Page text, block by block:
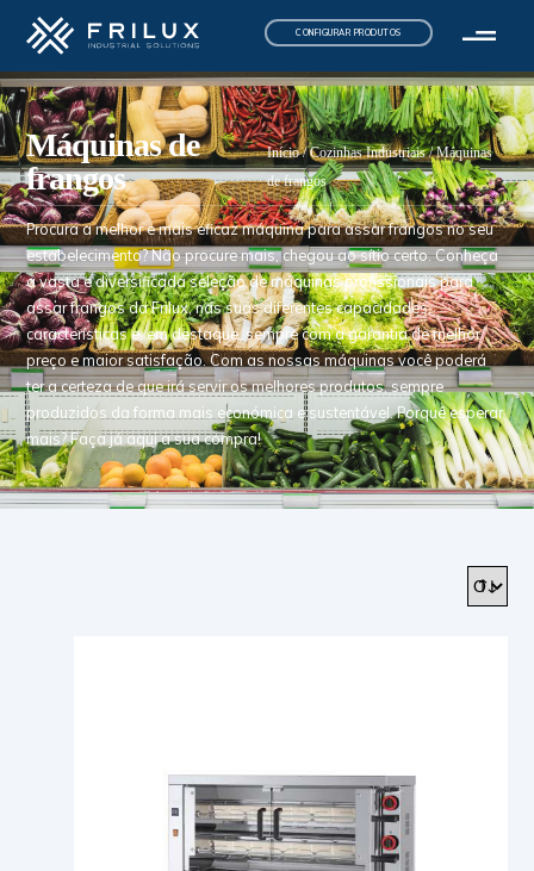
CONFIGURAR PRODUTOS
Máquinas de
frangos
Início/Cozinhas Industriais/ Máquinas
de frangos
Procura a melhor e mais eficaz máquina para assar frangos no seu
estabelecimento? Não procure mais, chegou ao sítio certo. Conheça
a vasta e diversificada seleção de máquinas profissionais para
assar frangos da Frilux, nas suas diferentes capacidades,
características e, em destaque, sempre com a garantia de melhor
preço e maior satisfação. Com as nossas máquinas você poderá
ter a certeza de que irá servir os melhores produtos, sempre
produzidos da forma mais económica e sustentável. Porquê esperar
mais? Faça já aqui a sua compra!